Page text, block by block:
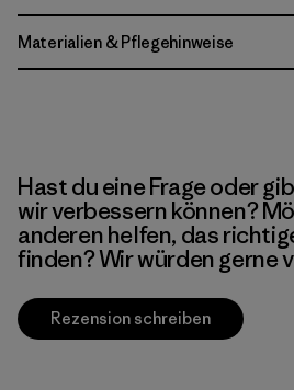
Materialien & Pflegehinweise
Hast du eine Frage oder
wir verbessern können?
anderen helfen, das
finden? Wir würden gerne
Rezension schreiben